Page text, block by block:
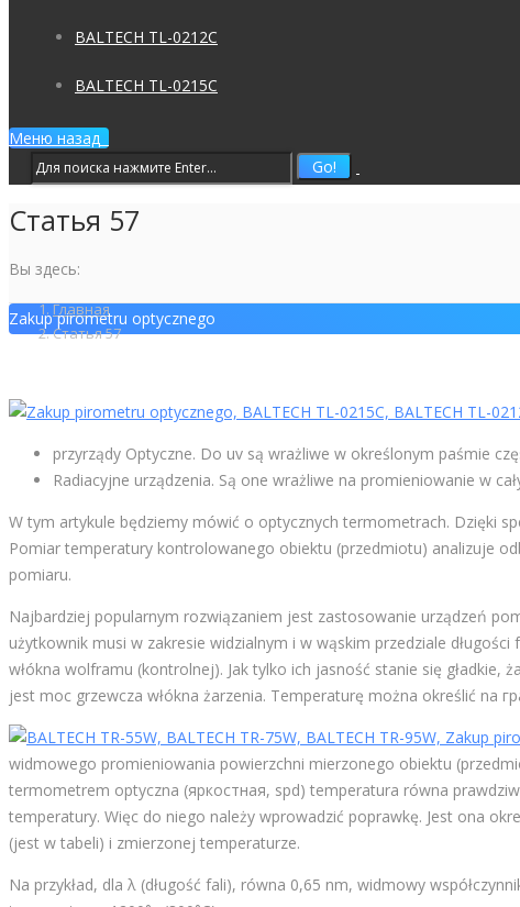
BALTECH TL-0212C
BALTECH TL-0215C
Меню назад
Статья 57
Вы здесь:
Главная
Статья 57
Zakup pirometru optycznego
przyrządy Optyczne. Do uv są wrażliwe w określonym paśmie
Radiacyjne urządzenia. Są one wrażliwe na promieniowanie w
W tym artykule będziemy mówić o optycznych termometrach. Dzięki
Pomiar temperatury kontrolowanego obiektu (przedmiotu) analizuje
pomiaru.
Najbardziej popularnym rozwiązaniem jest zastosowanie urządzeń
użytkownik musi w zakresie widzialnym i w wąskim przedziale
włókna wolframu (kontrolnej). Jak tylko ich jasność stanie się
jest moc grzewcza włókna żarzenia. Temperaturę można określić na
widmowego promieniowania powierzchni mierzonego obiektu
termometrem optyczna (яркостная, spd) temperatura równa
temperatury. Więc do niego należy wprowadzić poprawkę. Jest ona
(jest w tabeli) i zmierzonej temperaturze.
Na przykład, dla λ (długość fali), równa 0,65 nm, widmowy